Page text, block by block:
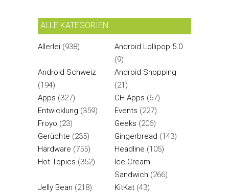
ALLE KATEGORIEN
Allerlei (938)
Android Lollipop 5.0
(9)
Android Schweiz
(194)
Android Shopping
(21)
Apps (327) CH Apps (67)
Entwicklung (359) Events (227)
Froyo (23) Geeks (206)
Gerüchte (235) Gingerbread (143)
Hardware (755) Headline (105)
Hot Topics (352)
Ice Cream
Sandwich (266)
Jelly Bean (218) KitKat (43)